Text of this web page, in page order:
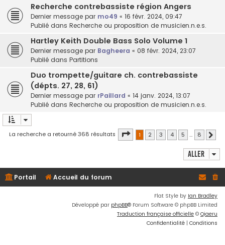
Recherche contrebassiste région Angers
Dernier message par mo49 « 16 févr. 2024, 09:47
Publié dans Recherche ou proposition de musicien.n.e.s.
Hartley Keith Double Bass Solo Volume 1
Dernier message par Bagheera « 08 févr. 2024, 23:07
Publié dans Partitions
Duo trompette/guitare ch. contrebassiste
(dépts. 27, 28, 61)
Dernier message par rPaillard « 14 janv. 2024, 13:07
Publié dans Recherche ou proposition de musicien.n.e.s.
La recherche a retourné 368 résultats Page 1sur8
1 2 3 4 5 … 8
Aller
Portail Accueil du forum
Flat Style by Ian Bradley
Développé par phpBB® Forum Software © phpBB Limited
Traduction française officielle © Qiaeru
Confidentialité | Conditions